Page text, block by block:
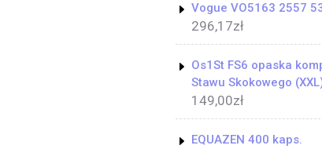
Vogue VO5163 2557
296,17zł
Os1St FS6 opaska
Stawu Skokowego
149,00zł
EQUAZEN 400 kaps.